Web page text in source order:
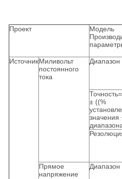
Проект
Модель
ИсточникМиливольт
постоянного
тока
Диапазон
Точность=
± ((%
значения
Прямое
напряжение
Диапазон